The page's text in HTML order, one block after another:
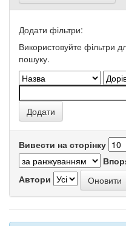
Додати фільтри:
Використовуйте фільтри
пошуку.
Вивести на сторінку
Автори